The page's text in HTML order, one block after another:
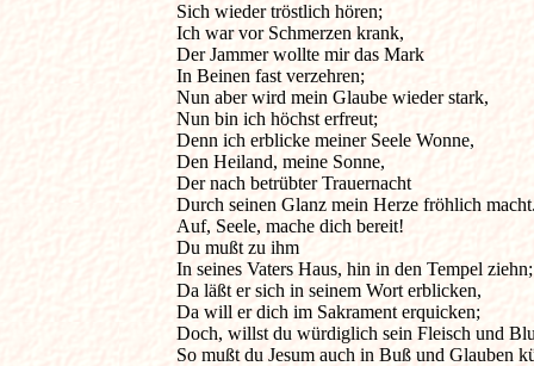
Sich wieder tröstlich hören;
Ich war vor Schmerzen krank,
Der Jammer wollte mir das Mark
In Beinen fast verzehren;
Nun aber wird mein Glaube wieder stark,
Nun bin ich höchst erfreut;
Denn ich erblicke meiner Seele Wonne,
Den Heiland, meine Sonne,
Der nach betrübter Trauernacht
Durch seinen Glanz mein Herze fröhlich
Auf, Seele, mache dich bereit!
Du mußt zu ihm
In seines Vaters Haus, hin in den Tempel ziehn;
Da läßt er sich in seinem Wort erblicken,
Da will er dich im Sakrament erquicken;
Doch, willst du würdiglich sein Fleisch und
So mußt du Jesum auch in Buß und Glauben